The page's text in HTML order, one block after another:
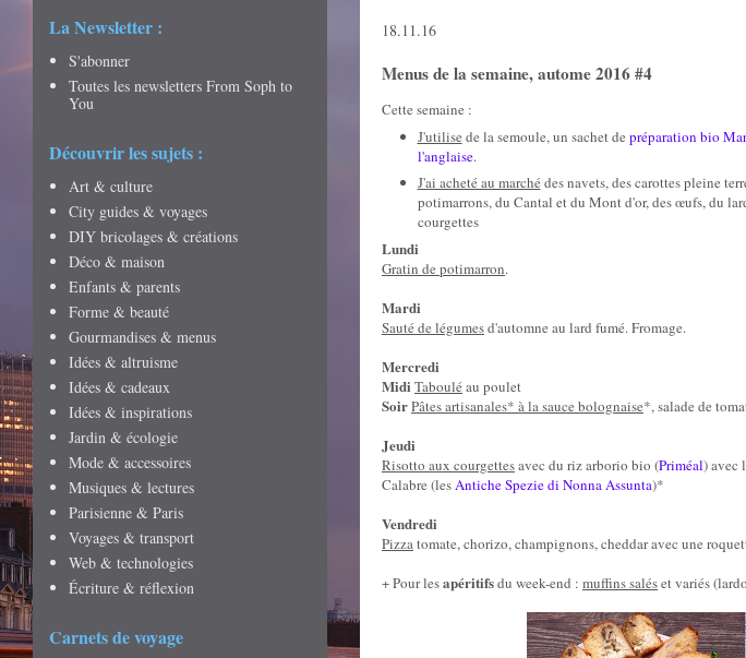
18.11.16
Menus de la semaine, autome 2016 #4
Cette semaine :
J'utilise de la semoule, un sachet de préparation bio
l'anglaise.
J'ai acheté au marché des navets, des carottes pleine
potimarrons, du Cantal et du Mont d'or, des œufs, du
courgettes
Lundi
Gratin de potimarron.
Mardi
Sauté de légumesd'automne au lard fumé. Fromage.
Mercredi
Midi Taboulé au poulet
SoirPâtes artisanales* à la sauce bolognaise*, salade de
Jeudi
Risotto aux courgettesavec du riz arborio bio (Priméal) avec
Calabre (les Antiche Spezie di Nonna Assunta)*
Vendredi
Pizza tomate, chorizo, champignons, cheddar avec une
+ Pourlesapéritifsdu week-end : muffins saléset variés
La Newsletter :
S'abonner
Toutes les newsletters From Soph to
You
Découvrir les sujets :
Art & culture
City guides & voyages
DIY bricolages & créations
Déco & maison
Enfants & parents
Forme & beauté
Gourmandises & menus
Idées & altruisme
Idées & cadeaux
Idées & inspirations
Jardin & écologie
Mode & accessoires
Musiques & lectures
Parisienne & Paris
Voyages & transport
Web & technologies
Écriture & réflexion
Carnets de voyage